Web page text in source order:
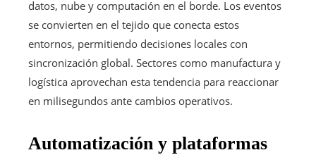
datos, nube y computación en el borde. Los eventos
se convierten en el tejido que conecta estos
entornos, permitiendo decisiones locales con
sincronización global. Sectores como manufactura y
logística aprovechan esta tendencia para reaccionar
en milisegundos ante cambios operativos.
Automatización y plataformas